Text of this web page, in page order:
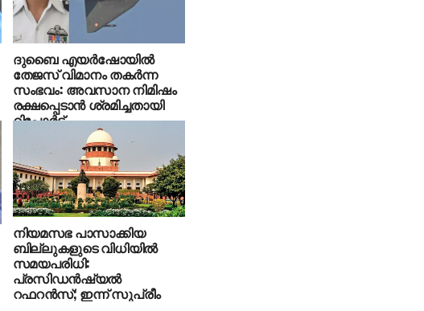
ദുബൈ എയര്‍ഷോയില്‍
തേജസ് വിമാനം തകര്‍ന്ന
സംഭവം: അവസാന നിമിഷം
രക്ഷപ്പെടാന്‍ ശ്രമിച്ചതായി
റിപ്പോര്‍ട്ട്
നിയമസഭ പാസാക്കിയ
ബില്ലുകളുടെ വിധിയില്‍
സമയപരിധി:
പ്രസിഡന്‍ഷ്യല്‍
റഫറന്‍സ്; ഇന്ന് സുപ്രീം